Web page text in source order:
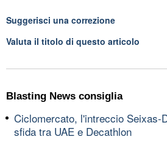
Suggerisci una correzione
Valuta il titolo di questo articolo
Blasting News consiglia
Ciclomercato, l'intreccio Seixas-
sfida tra UAE e Decathlon